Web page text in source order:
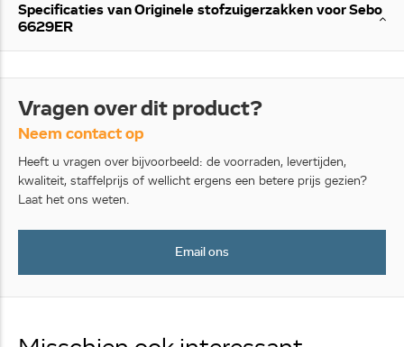
Specificaties van Originele stofzuigerzakken voor Sebo
6629ER
Vragen over dit product?
Neem contact op
Heeft u vragen over bijvoorbeeld: de voorraden, levertijden,
kwaliteit, staffelprijs of wellicht ergens een betere prijs gezien?
Laat het ons weten.
Email ons